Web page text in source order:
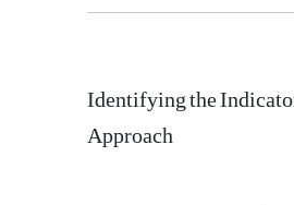
Identifying the
Approach